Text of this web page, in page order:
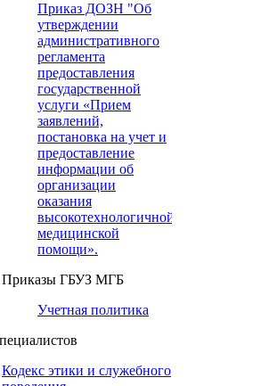
Приказ ДОЗН "Об
утверждении
административного
регламента
предоставления
государственной
услуги «Прием
заявлений,
постановка на учет и
предоставление
информации об
организации
оказания
высокотехнологичной
медицинской
помощи».
Приказы ГБУЗ МГБ
Учетная политика
Кодекс этики и служебного